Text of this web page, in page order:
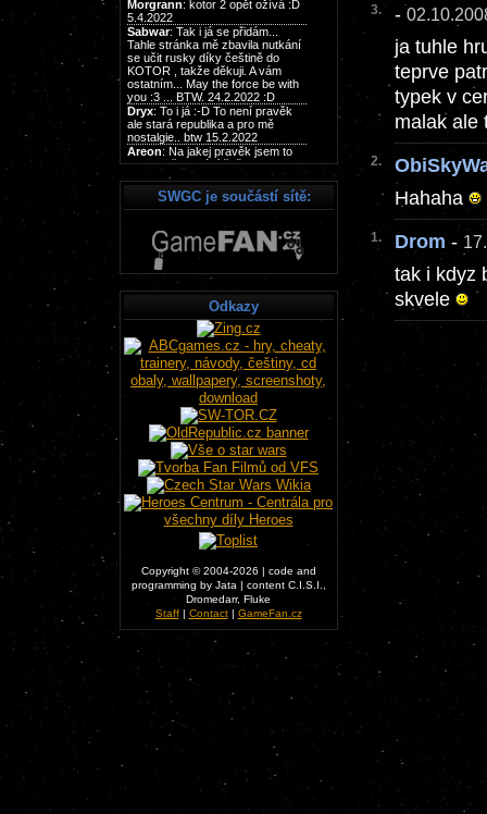
3. -
ja tuhle
teprve
typek v
malak ale
2.
Hahaha
1. Drom -
tak i kdyz
skvele
SWGC je součástí sítě:
Odkazy
Copyright © 2004-2026 | code and
programming by Jata | content C.I.S.I.,
Dromedarr, Fluke
Staff| Contact| GameFan.cz